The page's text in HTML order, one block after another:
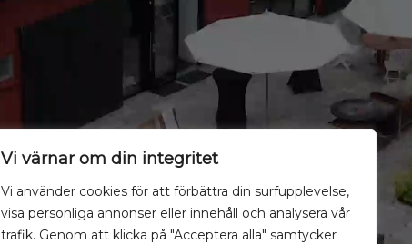
Vi värnar om din integritet
Vi använder cookies för att förbättra din surfupplevelse,
visa personliga annonser eller innehåll och analysera vår
trafik. Genom att klicka på "Acceptera alla" samtycker